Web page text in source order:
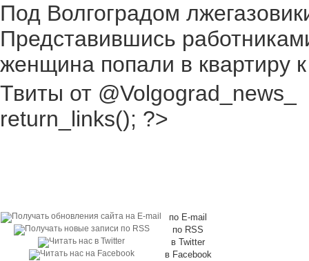
Под Волгоградом
Представившись
женщина попали в квартиру
Твиты от @Volgograd_news_
return_links(); ?>
по E-mail
по RSS
в Twitter
в Facebook